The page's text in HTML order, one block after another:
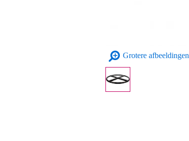
Grotere afbeeldingen